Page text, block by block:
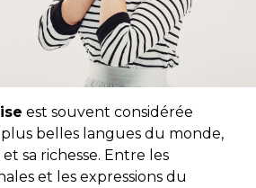
est souvent considérée
belles langues du monde,
sa richesse. Entre les
et les expressions du